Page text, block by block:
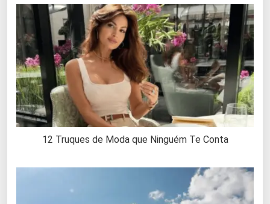
12 Truques de Moda que Ninguém Te Conta